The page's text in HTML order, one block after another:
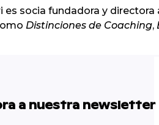
es socia fundadora y
Distinciones de Coaching,
a nuestra newsletter